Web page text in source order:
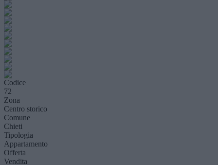
Codice
72
Zona
Centro storico
Comune
Chieti
Tipologia
Appartamento
Offerta
Vendita